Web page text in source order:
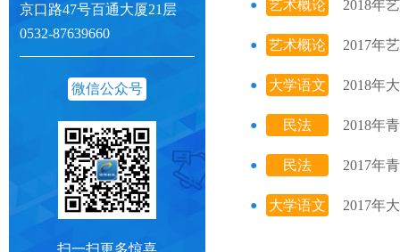
京口路47号百通大厦21层
0532-87639660
微信公众号
扫一扫更多惊喜
艺术概论 2018年
艺术概论 2017年
大学语文 2018年
民法 2018年
民法 2017年
大学语文 2017年